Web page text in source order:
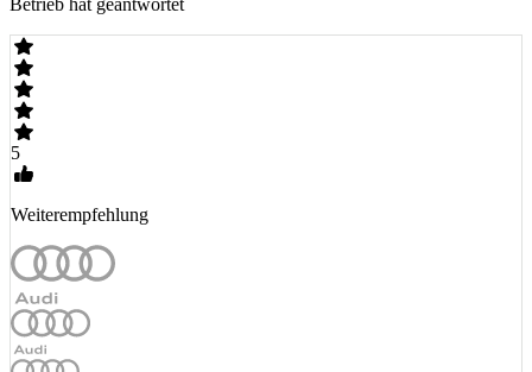
Betrieb hat geantwortet
5
Weiterempfehlung